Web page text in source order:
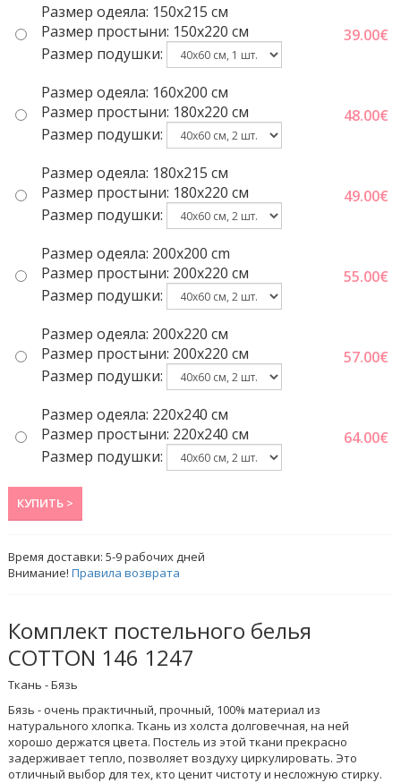
Размер одеяла: 150x215 cм
Размер простыни: 150x220 cм
Размер подушки:
39.00€
Размер одеяла: 160x200 см
Размер простыни: 180x220 cм
Размер подушки:
48.00€
Размер одеяла: 180x215 см
Размер простыни: 180x220 cм
Размер подушки:
49.00€
Размер одеяла: 200x200 cm
Размер простыни: 200x220 cм
Размер подушки:
55.00€
Размер одеяла: 200x220 cм
Размер простыни: 200x220 cм
Размер подушки:
57.00€
Размер одеяла: 220x240 cм
Размер простыни: 220x240 cм
Размер подушки:
64.00€
КУПИТЬ >
Время доставки:5-9рабочих дней
Внимание!Правила возврата
Комплект постельного белья
COTTON 146 1247
Ткань - Бязь
Бязь - очень практичный, прочный, 100% материал из
натурального хлопка. Ткань из холста долговечная, на ней
хорошо держатся цвета. Постель из этой ткани прекрасно
задерживает тепло, позволяет воздуху циркулировать. Это
отличный выбор для тех, кто ценит чистоту и несложную стирку.